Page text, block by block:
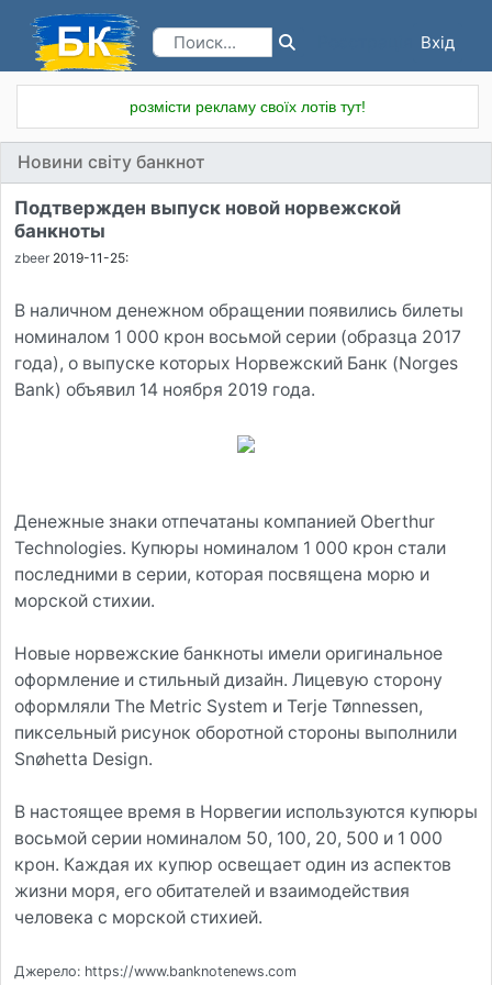
Вхід
розмісти рекламу своїх лотів тут!
Новини світу банкнот
Подтвержден выпуск новой норвежской
банкноты
zbeer 2019-11-25:
В наличном денежном обращении появились билеты
номиналом 1 000 крон восьмой серии (образца 2017
года), о выпуске которых Норвежский Банк (Norges
Bank) объявил 14 ноября 2019 года.
Денежные знаки отпечатаны компанией Oberthur
Technologies. Купюры номиналом 1 000 крон стали
последними в серии, которая посвящена морю и
морской стихии.
Новые норвежские банкноты имели оригинальное
оформление и стильный дизайн. Лицевую сторону
оформляли The Metric System и Terje Tønnessen,
пиксельный рисунок оборотной стороны выполнили
Snøhetta Design.
В настоящее время в Норвегии используются купюры
восьмой серии номиналом 50, 100, 20, 500 и 1 000
крон. Каждая их купюр освещает один из аспектов
жизни моря, его обитателей и взаимодействия
человека с морской стихией.
Джерело: https://www.banknotenews.com